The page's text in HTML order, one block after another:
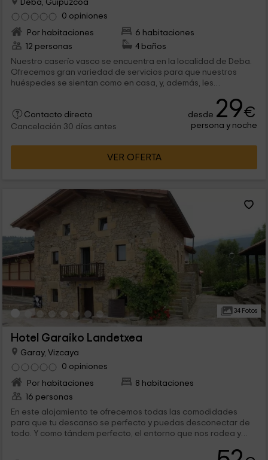
Deba, Guipúzcoa
0 opiniones
Por habitaciones
6 habitaciones
12 personas
4 baños
Nuestro caserío vasco se encuentra en la localidad de Deba.
Ofrecemos gran variedad de servicios para que nuestros
huéspedes se sientan como en casa, y, además, les
entorno para que no se pierdan nada durante su escapada.
Contacto directo
Cancelación 30 días antes
desde 29€
persona y noche
VER OFERTA
34 Fotos
Hotel Garaiko Landetxea
Garay, Vizcaya
0 opiniones
Por habitaciones
8 habitaciones
16 personas
En este alojamiento te ofrecemos todas las comodidades
para que tu descanso se perfecto y puedas desconectar de
todo. Y como tándem perfecto, el entorno que nos rodea y
rincones, así como visitar espectaculares zonas de costa. Si te